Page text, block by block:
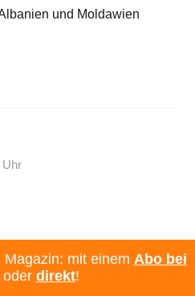
und Moldawien
Uhr
mit einem Abo bei
direkt!